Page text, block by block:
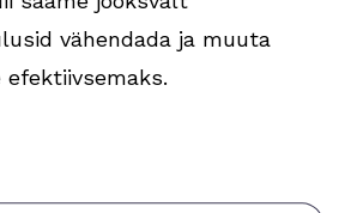
vähendada ja muuta